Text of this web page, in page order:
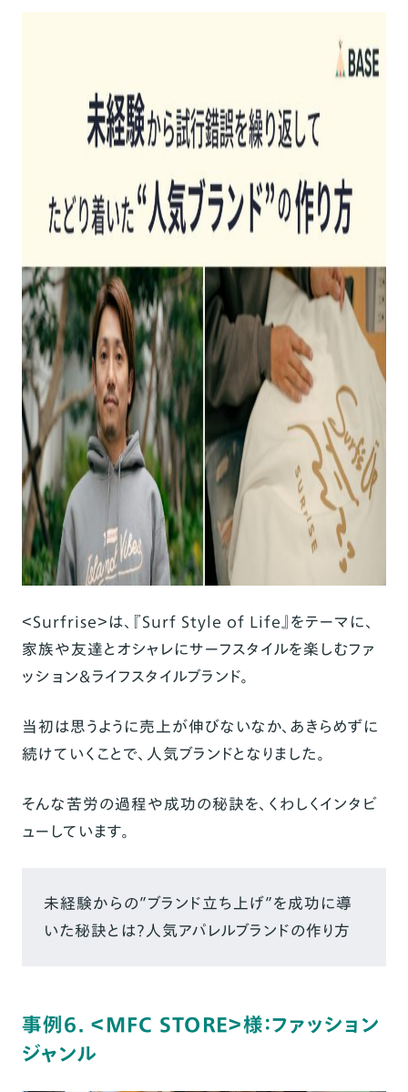
＜Surfrise＞は、『Surf Style of Life』をテーマに、
家族や友達とオシャレにサーフスタイルを楽しむファ
ッション＆ライフスタイルブランド。
当初は思うように売上が伸びないなか、あきらめずに
続けていくことで、人気ブランドとなりました。
そんな苦労の過程や成功の秘訣を、くわしくインタビ
ューしています。
未経験からの”ブランド立ち上げ”を成功に導
いた秘訣とは？人気アパレルブランドの作り方
事例6. ＜MFC STORE＞様：ファッション
ジャンル